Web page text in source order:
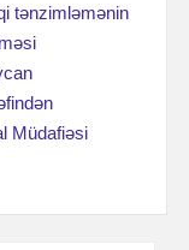
tənzimləmənin
Müdafiəsi